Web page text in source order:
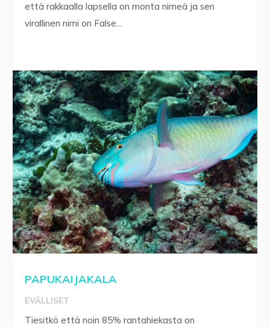
että rakkaalla lapsella on monta nimeä ja sen
virallinen nimi on False...
PAPUKAIJAKALA
EVÄLLISET
Tiesitkö että noin 85% rantahiekasta on